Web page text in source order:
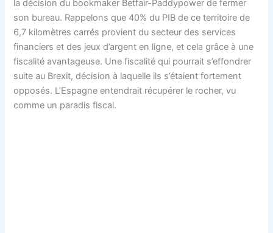
la décision du bookmaker Betfair-Paddypower de fermer
son bureau. Rappelons que 40% du PIB de ce territoire de
6,7 kilomètres carrés provient du secteur des services
financiers et des jeux d’argent en ligne, et cela grâce à une
fiscalité avantageuse. Une fiscalité qui pourrait s’effondrer
suite au Brexit, décision à laquelle ils s’étaient fortement
opposés. L’Espagne entendrait récupérer le rocher, vu
comme un paradis fiscal.